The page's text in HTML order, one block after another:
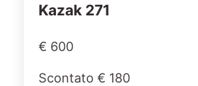
Kazak 271
€ 600
Scontato € 180